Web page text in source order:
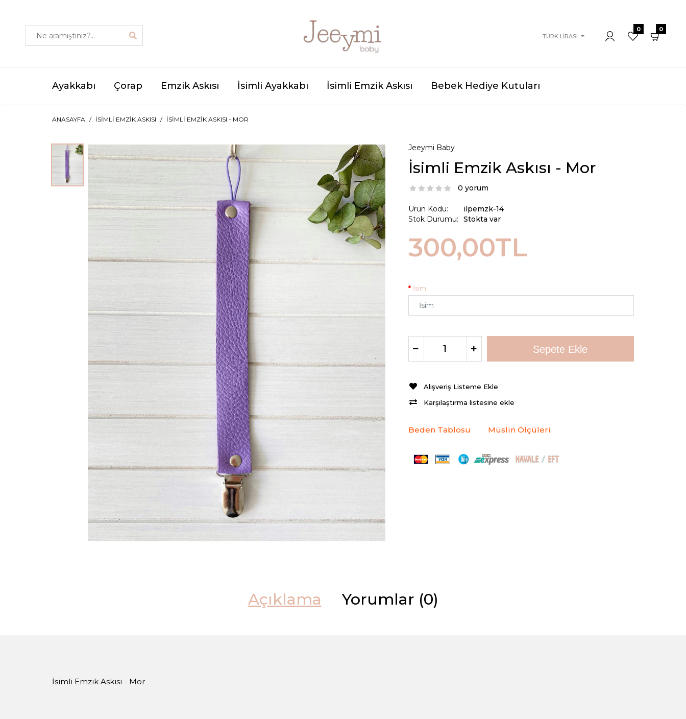
TÜRK LIRASI
0 0
Ayakkabı Çorap Emzik Askısı İsimli Ayakkabı İsimli Emzik Askısı Bebek Hediye Kutuları
ANASAYFA İSIMLI EMZIK ASKISI İSIMLI EMZIK ASKISI - MOR
Jeeymi Baby
İsimli Emzik Askısı - Mor
0 yorum
Ürün Kodu:
Stok Durumu:
ilpemzk-14
Stokta var
300,00TL
İsim
Alışveriş Listeme Ekle
Karşılaştırma listesine ekle
Beden Tablosu Müslin Ölçüleri
Açıklama Yorumlar (0)
İsimli Emzik Askısı - Mor